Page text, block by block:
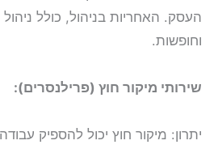
העסק. האחריות בניהול, כולל
וחופשות.
שירותי מיקור חוץ (פרילנסרים):
יתרון: מיקור חוץ יכול להספיק